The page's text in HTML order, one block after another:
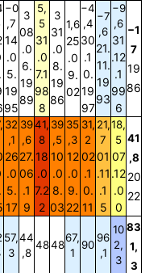
−0
,7
14
.0
5.
19
95
3
08
.0
6.
19
89
5,
5
31
.0
7.1
98
8
3
31
.0
8.
19
86
1,6
25
.0
9.
02
−4
,4
30
.1
0.
19
97
−7
,6
21.
11.
19
93
−9
,6
31
.12
.1
99
6
−1
7
19
86
32
,1
26
.0
5.
17
39
,6
27.
06
.1
9
41,
8
18
.0
7.2
2
39
,5
10
.0
8.
03
35
,3
12
.0
9.
22
31,
2
02
.1
0.
11
21,
7
01
.11
.1
5
18,
5
07
.12
.0
0
41
,8
20
22
57,
3
44
,8
4848
67,
1
90
96
,1
10
2,
3
83
1,
3